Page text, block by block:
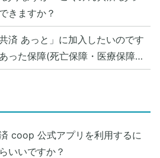
きますか？
済 あっと」に加入したいのです
った保障(死亡保障・医療保障)
教えてください。
coop 公式アプリを利用するに
いいですか？